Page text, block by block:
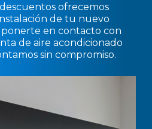
ofrecemos
de tu nuevo
en contacto con
de aire acondicionado
sin compromiso.